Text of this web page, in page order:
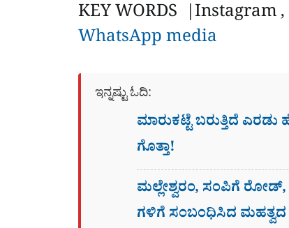
KEY WORDS |Instagram
WhatsApp media
ಇನ್ನಷ್ಟು ಓದಿ:
ಮಾರುಕಟ್ಟೆ ಬರುತ್ತಿದೆ
ಗೊತ್ತಾ!
ಮಲ್ಲೇಶ್ವರಂ, ಸಂಪಿಗೆ ರೋಡ್,
ಗಳಿಗೆ ಸಂಬಂಧಿಸಿದ ಮಹತ್ವದ